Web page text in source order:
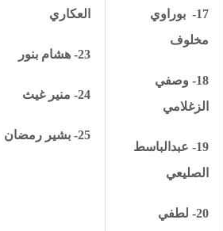
العكاري
23- هشام بنور
24- منير غيث
25- بشير رمضان
17-
بوراوي
مخلوف
18- وصفي
الزغلامي
19- عبدالباسط
الصليعي
20- لطفي